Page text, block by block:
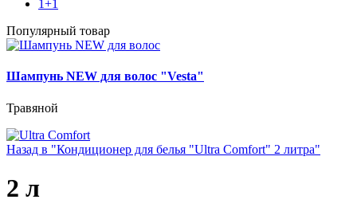
1+1
Популярный товар
Шампунь NEW для волос "Vesta"
Травяной
Назад в "Кондиционер для белья "Ultra Comfort" 2 литра"
2 л